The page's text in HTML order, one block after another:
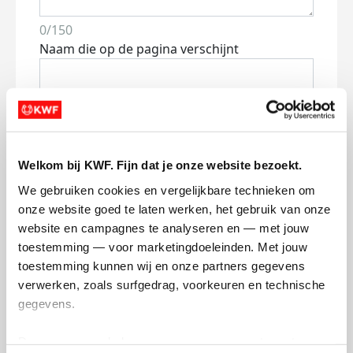
Welkom bij KWF. Fijn dat je onze website bezoekt.
We gebruiken cookies en vergelijkbare technieken om
onze website goed te laten werken, het gebruik van onze
website en campagnes te analyseren en — met jouw
toestemming — voor marketingdoeleinden. Met jouw
toestemming kunnen wij en onze partners gegevens
verwerken, zoals surfgedrag, voorkeuren en technische
gegevens.
0/150
Naam die op de pagina verschijnt
Creditcard